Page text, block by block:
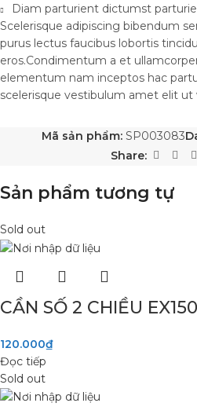
Diam parturient dictumst
Scelerisque adipiscing bibendum
purus lectus faucibus lobortis
eros.Condimentum a et
elementum nam inceptos hac
scelerisque vestibulum amet elit ut
Mã sản phẩm: SP003083
Share:
Sản phẩm tương tự
Sold out
CẦN SỐ 2 CHIỀU EX150
120.000₫
Đọc tiếp
Sold out